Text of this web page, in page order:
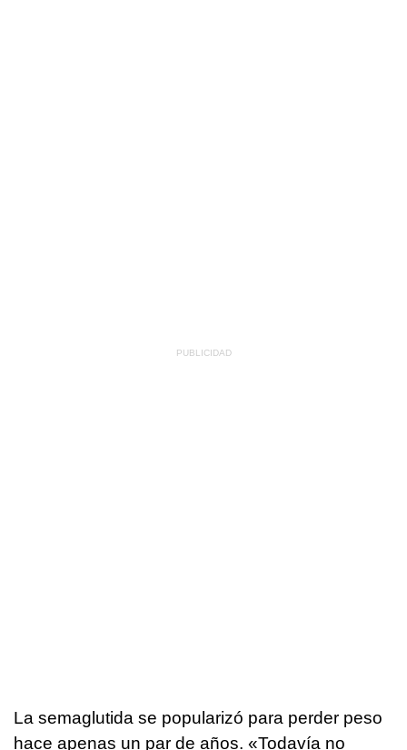
La semaglutida se popularizó para perder peso
hace apenas un par de años. «Todavía no